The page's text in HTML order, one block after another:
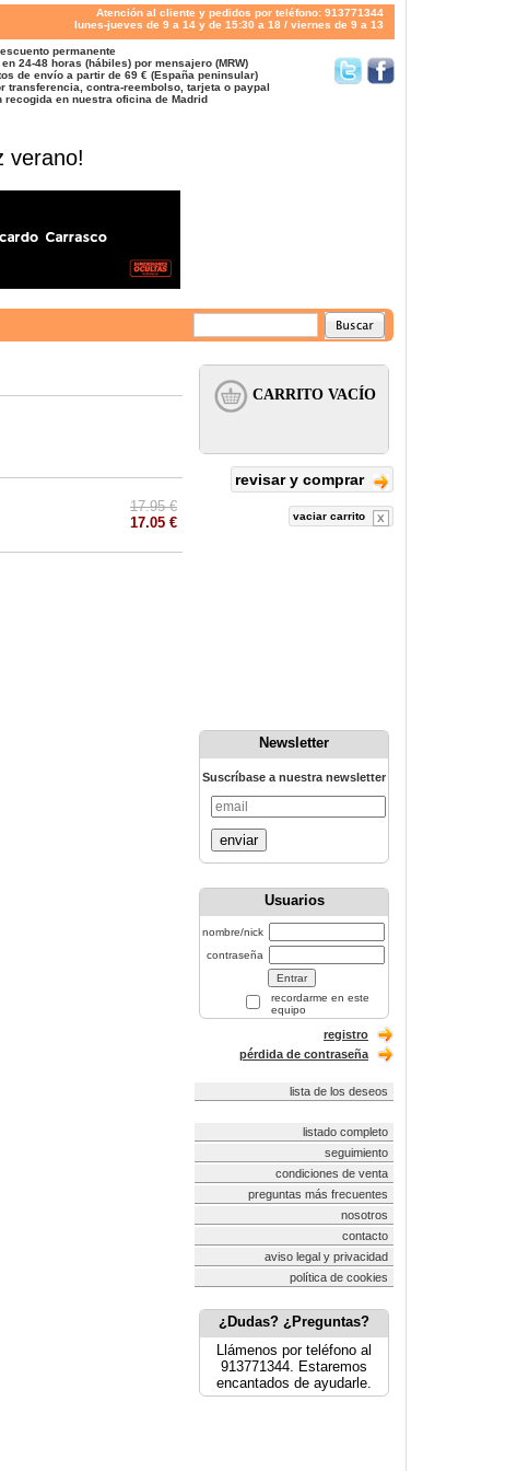
Atención al cliente y pedidos por teléfono: 913771344
lunes-jueves de 9 a 14 y de 15:30 a 18 / viernes de 9 a 13
permanente
24-48 horas (hábiles) por mensajero (MRW)
de envío a partir de 69 € (España peninsular)
transferencia, contra-reembolso, tarjeta o paypal
recogida en nuestra oficina de Madrid
verano!
17.95 €
17.05 €
revisar y comprar
vaciar carrito
Newsletter
Suscríbase a nuestra newsletter
enviar
Usuarios
nombre/nick
contraseña
recordarme en este
equipo
registro
pérdida de contraseña
lista de los deseos
listado completo
seguimiento
condiciones de venta
preguntas más frecuentes
nosotros
contacto
aviso legal y privacidad
política de cookies
¿Dudas? ¿Preguntas?
Llámenos por teléfono al
913771344. Estaremos
encantados de ayudarle.